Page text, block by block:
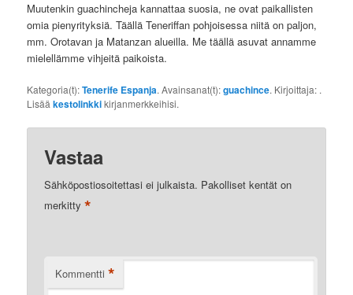
Muutenkin guachincheja kannattaa suosia, ne ovat paikallisten
omia pienyrityksiä. Täällä Teneriffan pohjoisessa niitä on paljon,
mm. Orotavan ja Matanzan alueilla. Me täällä asuvat annamme
mielellämme vihjeitä paikoista.
Kategoria(t):Tenerife Espanja. Avainsanat(t):guachince. Kirjoittaja: .
Lisääkestolinkkikirjanmerkkeihisi.
Vastaa
Sähköpostiosoitettasi ei julkaista. Pakolliset kentät on
merkitty*
Kommentti *